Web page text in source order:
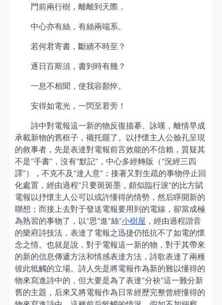
門前兩行樹，離離到天際，
中心亦有絲，有絲兩端系。
若何君寄書，斷續不時至？
逐日百斯須，書到時有幾？
一息不相聞，使我容顏悴。
安得如電光，一閃至君旁！
詩中對電報這一新的物反復描摹、詠嘆，離情早成
承載新物的舊框子，襯托罷了。以抒懷主人公臉孔呈現
的敘事者，先是表達對電報前言效能的不信賴，質疑其
不是“手書”，沒有“默記”，中心多經轉販（“況經三四
譯”），不克不及“達人意”；接著又對生疏的事物停止回
化處置，經由過程“只要斑斑墨，頗似臨行淚”的比方賦
電報以抒懷主人公可以或許懂得的情勢，然后睜開新的
聯想；而接上去對于發送電報要用到的電線，卻當成極
為熟習的事物了，以“思”進“絲”小樹屋 ，經由過程諧音
的樂府詩技法，表達了電報之迅捷仍抵抗不了如電的懷
念之情。也就是說，對于電報這一新的物，對于其帶來
的新的信息傳遞方法和情感表達方法，詩歌表達了兩種
彼此牴觸的立場。詩人先是將電報作為新的難以懂得的
物來寫進詩中的，但大要是為了表達“分袂”這一難分新
舊的主題，后來又將電報作為日常經歷完整曾經懂得的